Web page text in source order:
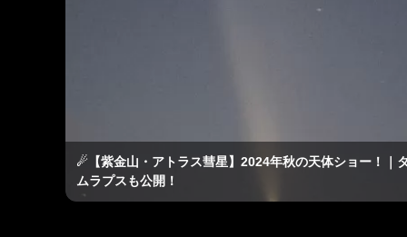
☄【紫金山・アトラス彗星】2024年秋の天体ショー！｜
ムラプスも公開！